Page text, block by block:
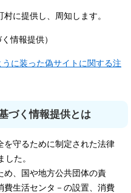
に提供し、周知します。
情報提供）
に装った偽サイトに関する注
づく情報提供とは
守るために制定された法律
た。
、国や地方公共団体の責
費生活センタ－の設置、消費